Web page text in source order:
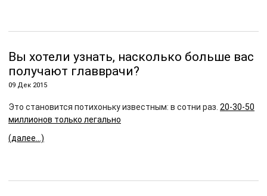
Вы хотели узнать, насколько больше вас
получают главврачи?
09 Дек 2015
Это становится потихоньку известным: в сотни раз. 20-30-50
миллионов только легально
(далее…)